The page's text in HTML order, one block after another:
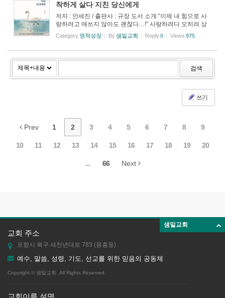
착하게 살다 지친 당신에게
저자 : 안세진 / 출판사 : 규장 도서 소개 “이제 내 힘으로 사
랑하려고 애쓰지 않아도 괜찮다…!” 사랑하려다 오히려 상
처받고 선을 행하려다 메말라버린 마음이 먼저 베풀어주신
주님의 사랑으로 다시 숨쉬기 시작한다 내 힘이 아닌 주님
Category 영적성장 By샘밑교회 Reply0 Views 975
검색
쓰기
Prev 1 2 3 4 5 6 7 8 9
10 11 12 13 14 15 16 17 18 19 20
... 66 Next
샘밑교회
교회 주소
포항시 북구 새천년대로 783 (용흥동)
예수, 말씀, 성령, 기도, 선교를 위한 믿음의 공동체
Copyright © 샘밑교회. All Rights Reserved.